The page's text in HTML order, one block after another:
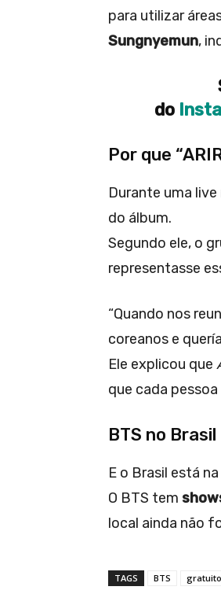
para utilizar
Sungnyemun,
do
Por que
Durante uma
do álbum.
Segundo ele, o
representasse
“Quando nos
coreanos e
Ele explicou que
que cada
BTS no Brasil
E o Brasil está
O BTS tem
local ainda não
TAGS BTS gratuito